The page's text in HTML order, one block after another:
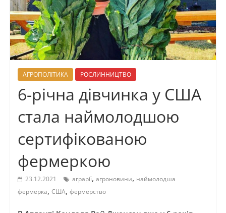
АГРОПОЛІТИКА РОСЛИННИЦТВО
6-річна дівчинка у США
стала наймолодшою
сертифікованою
фермеркою
23.12.2021 аграрії, агроновини, наймолодша
фермерка, США, фермерство